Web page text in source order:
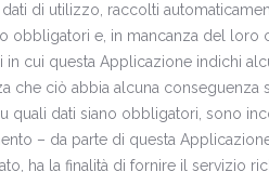
di utilizzo, raccolti
obbligatori e, in mancanza del
in cui questa Applicazione indichi
che ciò abbia alcuna
quali dati siano obbligatori, sono
– da parte di questa
ha la finalità di fornire il servizio